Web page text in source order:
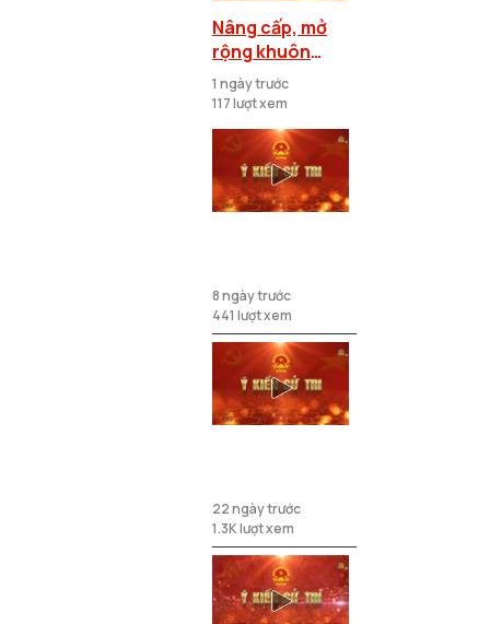
Nâng cấp, mở
rộng khuôn
viên nghĩa
trang liệt sĩ
Đông Tiền Hải
1 ngày trước
117 lượt xem
8 ngày trước
441 lượt xem
đồng
22 ngày trước
1.3K lượt xem